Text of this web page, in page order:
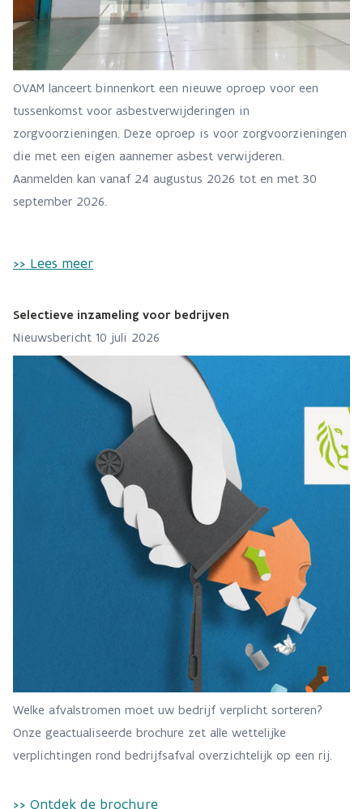
OVAM lanceert binnenkort een nieuwe oproep voor een
tussenkomst voor asbestverwijderingen in
zorgvoorzieningen. Deze oproep is voor zorgvoorzieningen
die met een eigen aannemer asbest verwijderen.
Aanmelden kan vanaf 24 augustus 2026 tot en met 30
september 2026.
>> Lees meer
Selectieve inzameling voor bedrijven
Nieuwsbericht 10 juli 2026
Welke afvalstromen moet uw bedrijf verplicht sorteren?
Onze geactualiseerde brochure zet alle wettelijke
verplichtingen rond bedrijfsafval overzichtelijk op een rij.
>> Ontdek de brochure